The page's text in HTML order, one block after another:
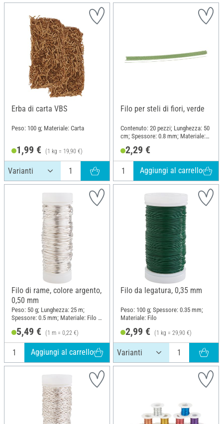
Erba di carta VBS
Peso: 100 g; Materiale: Carta
1,99 € (1 kg = 19,90 €)
Filo per steli di fiori, verde
Contenuto: 20 pezzi; Lunghezza: 50
cm; Spessore: 0.8 mm; Materiale:
2,29 €
Aggiungi al carrello
Filo di rame, colore argento,
0,50 mm
Peso: 50 g; Lunghezza: 25 m;
Spessore: 0.5 mm; Materiale: Filo di
5,49 € (1 m = 0,22 €)
Aggiungi al carrello
Filo da legatura, 0,35 mm
Peso: 100 g; Spessore: 0.35 mm;
Materiale: Filo
2,99 € (1 kg = 29,90 €)